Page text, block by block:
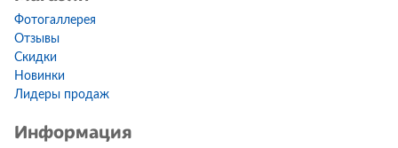
Фотогаллерея
Отзывы
Скидки
Новинки
Лидеры продаж
Информация